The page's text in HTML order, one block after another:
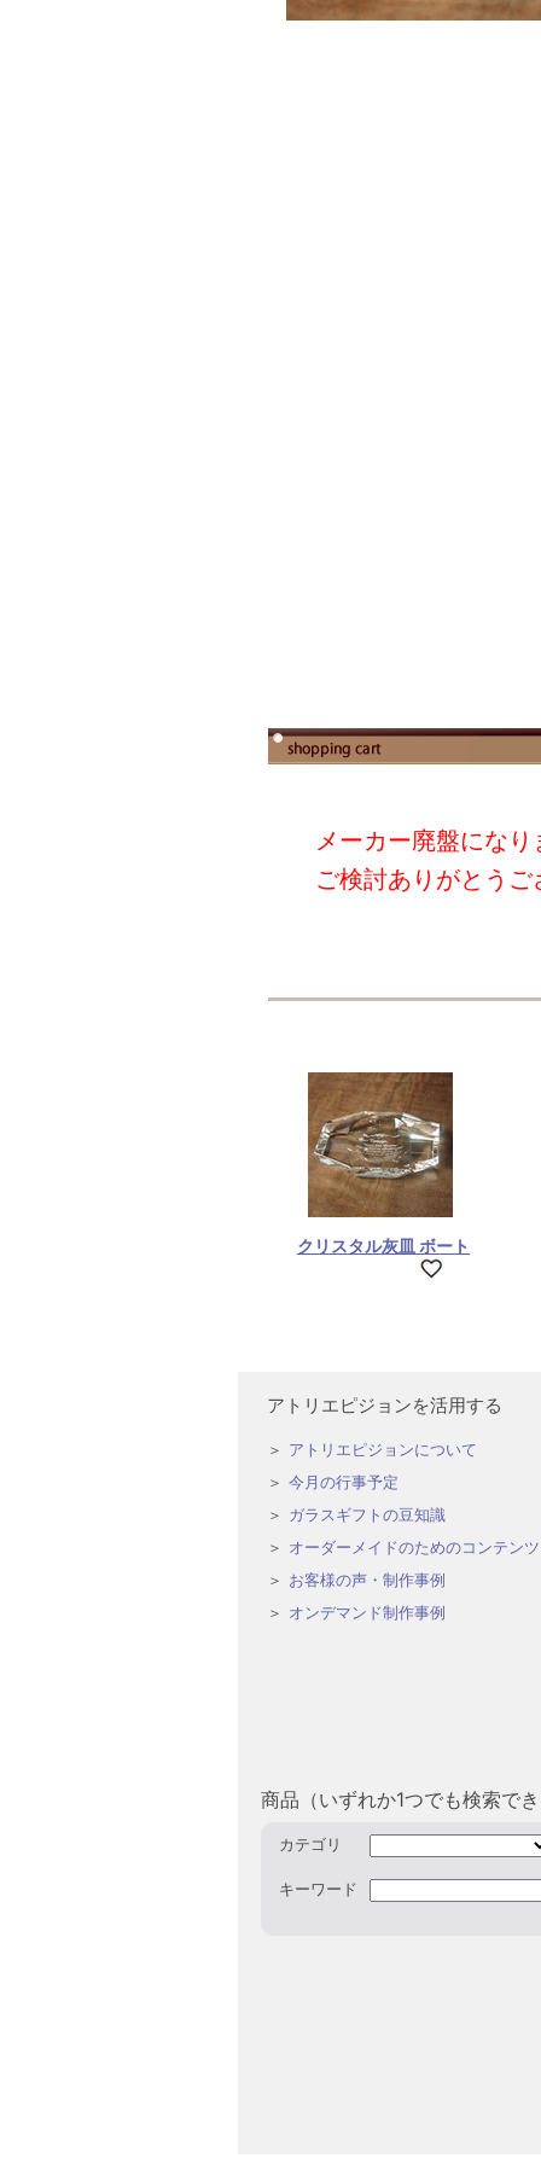
メーカー廃盤になり
ご検討ありがとうご
クリスタル灰皿 ボート
アトリエピジョンを活用する
アトリエピジョンについて
今月の行事予定
ガラスギフトの豆知識
オーダーメイドのためのコンテンツ
お客様の声・制作事例
オンデマンド制作事例
商品（いずれか1つでも検索で
カテゴリ
キーワード